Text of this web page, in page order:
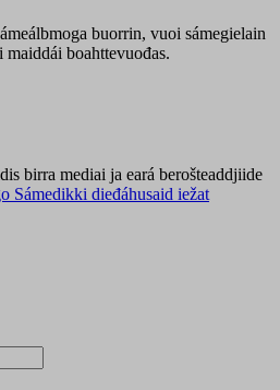
buorrin, vuoi sámegielain
boahttevuođas.
birra mediai ja eará berošteaddjiide
Sámedikki dieđáhusaid iežat